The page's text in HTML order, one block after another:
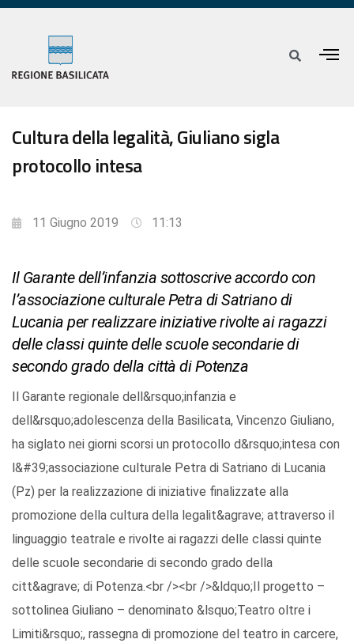
Cultura della legalità, Giuliano sigla
protocollo intesa
11 Giugno 2019 11:13
Il Garante dell’infanzia sottoscrive accordo con
l’associazione culturale Petra di Satriano di
Lucania per realizzare iniziative rivolte ai ragazzi
delle classi quinte delle scuole secondarie di
secondo grado della città di Potenza
Il Garante regionale dell&rsquo;infanzia e
dell&rsquo;adolescenza della Basilicata, Vincenzo Giuliano,
ha siglato nei giorni scorsi un protocollo d&rsquo;intesa con
l&#39;associazione culturale Petra di Satriano di Lucania
(Pz) per la realizzazione di iniziative finalizzate alla
promozione della cultura della legalit&agrave; attraverso il
linguaggio teatrale e rivolte ai ragazzi delle classi quinte
delle scuole secondarie di secondo grado della
citt&agrave; di Potenza.<br /><br />&ldquo;Il progetto –
sottolinea Giuliano – denominato &lsquo;Teatro oltre i
Limiti&rsquo;, rassegna di promozione del teatro in carcere,